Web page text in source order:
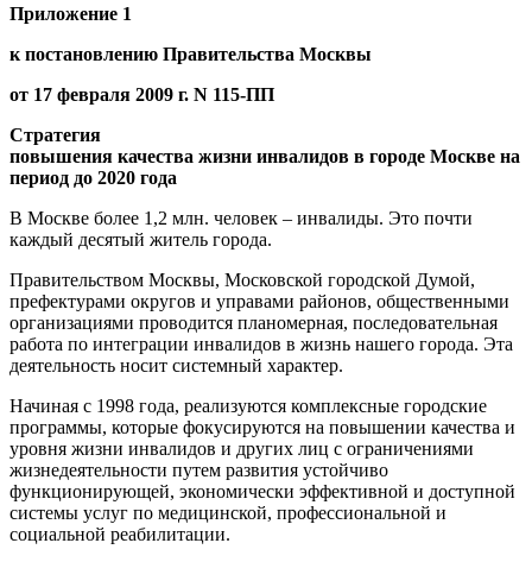
Приложение 1
к постановлению Правительства Москвы
от 17 февраля 2009 г. N 115-ПП
Стратегия
повышения качества жизни инвалидов в городе Москве на
период до 2020 года
В Москве более 1,2 млн. человек – инвалиды. Это почти
каждый десятый житель города.
Правительством Москвы, Московской городской Думой,
префектурами округов и управами районов, общественными
организациями проводится планомерная, последовательная
работа по интеграции инвалидов в жизнь нашего города. Эта
деятельность носит системный характер.
Начиная с 1998 года, реализуются комплексные городские
программы, которые фокусируются на повышении качества и
уровня жизни инвалидов и других лиц с ограничениями
жизнедеятельности путем развития устойчиво
функционирующей, экономически эффективной и доступной
системы услуг по медицинской, профессиональной и
социальной реабилитации.